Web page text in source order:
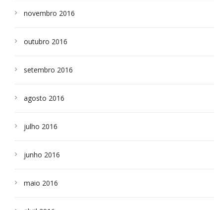
novembro 2016
outubro 2016
setembro 2016
agosto 2016
julho 2016
junho 2016
maio 2016